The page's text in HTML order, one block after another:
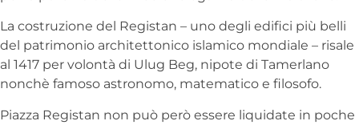
La costruzione del Registan – uno degli edifici più belli
del patrimonio architettonico islamico mondiale – risale
al 1417 per volontà di Ulug Beg, nipote di Tamerlano
nonchè famoso astronomo, matematico e filosofo.
Piazza Registan non può però essere liquidate in poche